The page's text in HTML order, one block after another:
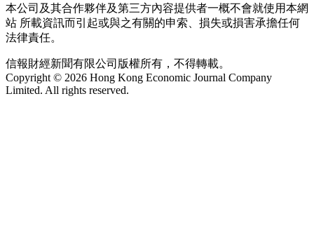
本公司及其合作夥伴及第三方內容提供者一概不會就使用本網
站 所載資訊而引起或與之有關的申索、損失或損害承擔任何
法律責任。
信報財經新聞有限公司版權所有，不得轉載。
Copyright © 2026 Hong Kong Economic Journal Company
Limited. All rights reserved.